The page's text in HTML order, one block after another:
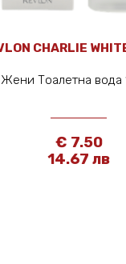
CHARLIE
Тоалетна вода
€ 7.50
14.67 лв